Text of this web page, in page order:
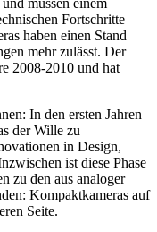
Fortschritte
haben einen Stand
mehr zulässt. Der
2008-2010 und hat
In den ersten Jahren
der Wille zu
in Design,
ist diese Phase
zu den aus analoger
Kompaktkameras auf
Seite.